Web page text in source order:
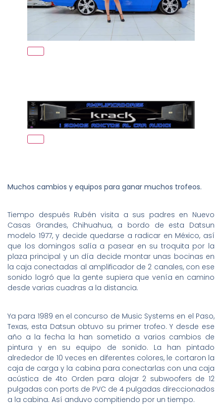
Muchos cambios y equipos para ganar muchos trofeos.
Tiempo después Rubén visita a sus padres en Nuevo
Casas Grandes, Chihuahua, a bordo de esta Datsun
modelo 1977, y decide quedarse a radicar en México, así
que los domingos salía a pasear en su troquita por la
plaza principal y un día decide montar unas bocinas en
la caja conectadas al amplificador de 2 canales, con ese
sonido logró que la gente supiera que venía en camino
desde varias cuadras a la distancia.
Ya para 1989 en el concurso de Music Systems en el Paso,
Texas, esta Datsun obtuvo su primer trofeo. Y desde ese
año a la fecha la han sometido a varios cambios de
pintura y en su equipo de sonido. La han pintado
alrededor de 10 veces en diferentes colores, le cortaron la
caja de carga y la cabina para conectarlas con una caja
acústica de 4to Orden para alojar 2 subwoofers de 12
pulgadas con ports de PVC de 4 pulgadas direccionados
a la cabina. Así anduvo compitiendo por un tiempo.